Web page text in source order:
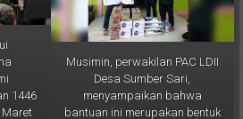
1446
Musimin, perwakilan PAC LDII
Desa Sumber Sari,
menyampaikan bahwa
bantuan ini merupakan bentuk
nyata kepedulian LDII